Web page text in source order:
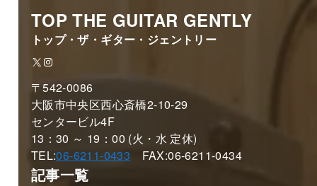
TOP THE GUITAR GENTLY
トップ・ザ・ギター・ジェントリー
X Instagram
〒542-0086
大阪市中央区西心斎橋2-10-29
センタービル4F
13：30 ～ 19：00 (火・水 定休)
TEL:06-6211-0433 FAX:06-6211-0434
記事一覧